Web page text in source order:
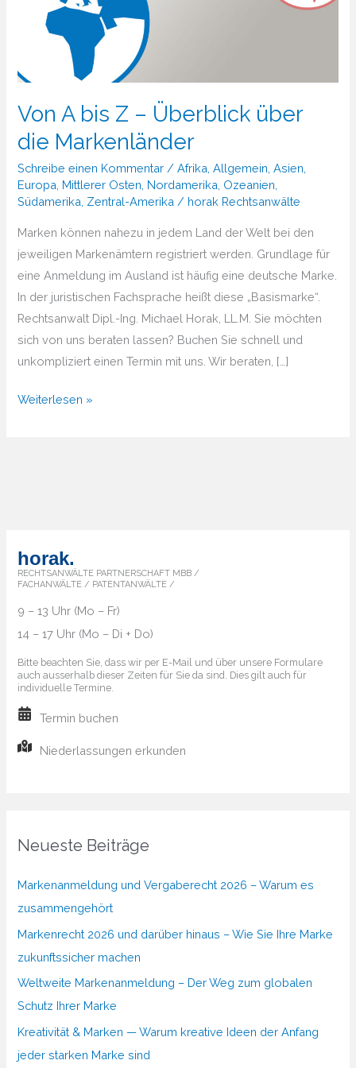
Von A bis Z – Überblick über
die Markenländer
Schreibe einen Kommentar /Afrika ,Allgemein ,Asien
Europa Mittlerer Osten Nordamerika Ozeanien
Südamerika Zentral-Amerika / horak Rechtsanwälte
Marken können nahezu in jedem Land der Welt bei den
jeweiligen Markenämtern registriert werden. Grundlage für
eine Anmeldung im Ausland ist häufig eine deutsche Marke.
In der juristischen Fachsprache heißt diese „Basismarke“.
Rechtsanwalt Dipl.-Ing. Michael Horak, LL.M. Sie möchten
sich von uns beraten lassen? Buchen Sie schnell und
unkompliziert einen Termin mit uns. Wir beraten, […]
Von
die
Markenländer
Weiterlesen »
horak.
RECHTSANWÄLTE PARTNERSCHAFT MBB /
FACHANWÄLTE / PATENTANWÄLTE /
9 – 13 Uhr (Mo – Fr)
14 – 17 Uhr (Mo – Di + Do)
Bitte beachten Sie, dass wir per E-Mail und über unsere Formulare
auch ausserhalb dieser Zeiten für Sie da sind. Dies gilt auch für
individuelle Termine.
Termin buchen
Niederlassungen erkunden
Neueste Beiträge
Markenanmeldung und Vergaberecht 2026 – Warum es
zusammengehört
Markenrecht 2026 und darüber hinaus – Wie Sie Ihre Marke
zukunftssicher machen
Weltweite Markenanmeldung – Der Weg zum globalen
Schutz Ihrer Marke
Kreativität & Marken — Warum kreative Ideen der Anfang
jeder starken Marke sind